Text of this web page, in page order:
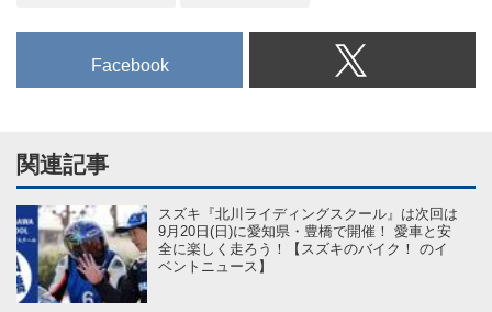
Facebook
関連記事
スズキ『北川ライディングスクール』は次回は
9月20日(日)に愛知県・豊橋で開催！ 愛車と安
全に楽しく走ろう！【スズキのバイク！ のイ
ベントニュース】